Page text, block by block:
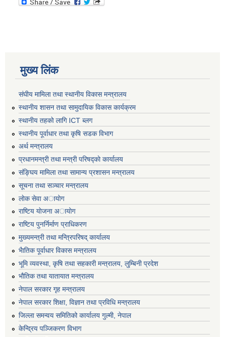
मुख्य लिंक
संघीय मामिला तथा स्थानीय विकास मन्त्रालय
स्थानीय शासन तथा सामुदायिक विकास कार्यक्रम
स्थानीय तहको लागि ICT ब्लग
स्थानीय पूर्वाधार तथा कृषि सडक विभाग
अर्थ मन्त्रालय
प्रधानमन्त्री तथा मन्त्री परिषद्काे कार्यालय
संङ्घिय मामिला तथा सामान्य प्रशासन मन्त्रालय
सूचना तथा सञ्चार मन्त्रालय
लाेक सेवा अायाेग
राष्टिय याेजना अायाेग
राष्टिय पुनर्निर्माण प्राधिकरण
मुख्यमन्त्री तथा मन्त्रिपरिषद् कार्यालय
भैातिक पूर्वाधार विकास मन्त्रालय
भूमि व्यवस्था, कृषि तथा सहकारी मन्त्रालय, लु्म्बिनी प्रदेश
भाैतिक तथा यातायात मन्त्रालय
नेपाल सरकार गृह मन्त्रालय
नेपाल सरकार शिक्षा, विज्ञान तथा प्रविधि मन्त्रालय
जिल्ला समन्वय समितिको कार्यालय गुल्मी, नेपाल
केन्द्रिय पञ्जिकरण विभाग